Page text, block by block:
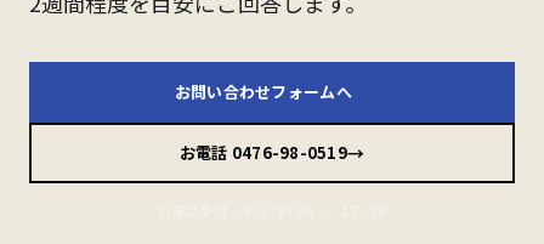
お問い合わせフォームへ→
お電話 0476-98-0519→